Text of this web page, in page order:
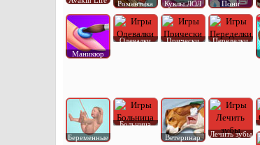
Романтика Куклы ЛОЛ Пони
Маникюр
Одевалки Прически
Переделки
Беременные
Больница
Ветеринар
Лечить зубы